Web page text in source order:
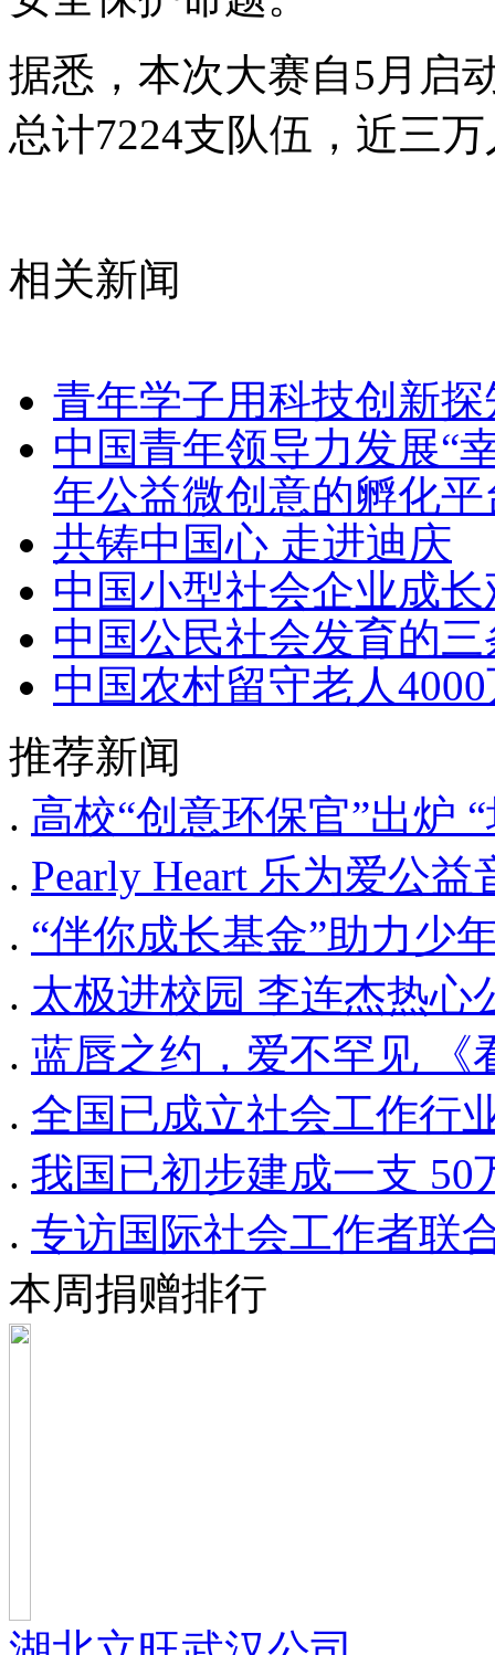
据悉，本次大赛自5月启
总计7224支队伍，近三
相关新闻
青年学子用科技创新
中国青年领导力发展“
年公益微创意的孵化平
共铸中国心 走进迪庆
中国小型社会企业成
中国公民社会发育的
中国农村留守老人
推荐新闻
. 高校“创意环保官”出炉
. Pearly Heart 乐为爱公
. “伴你成长基金”助力少
. 太极进校园 李连杰热心
. 蓝唇之约，爱不罕见 《
. 全国已成立社会工作行
. 我国已初步建成一支
. 专访国际社会工作者联
本周捐赠排行